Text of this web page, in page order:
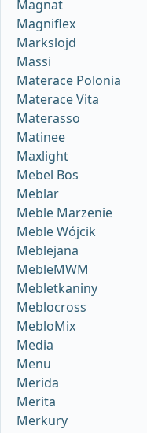
Magnat
Magniflex
Markslojd
Massi
Materace Polonia
Materace Vita
Materasso
Matinee
Maxlight
Mebel Bos
Meblar
Meble Marzenie
Meble Wójcik
Meblejana
MebleMWM
Mebletkaniny
Meblocross
MebloMix
Media
Menu
Merida
Merita
Merkury